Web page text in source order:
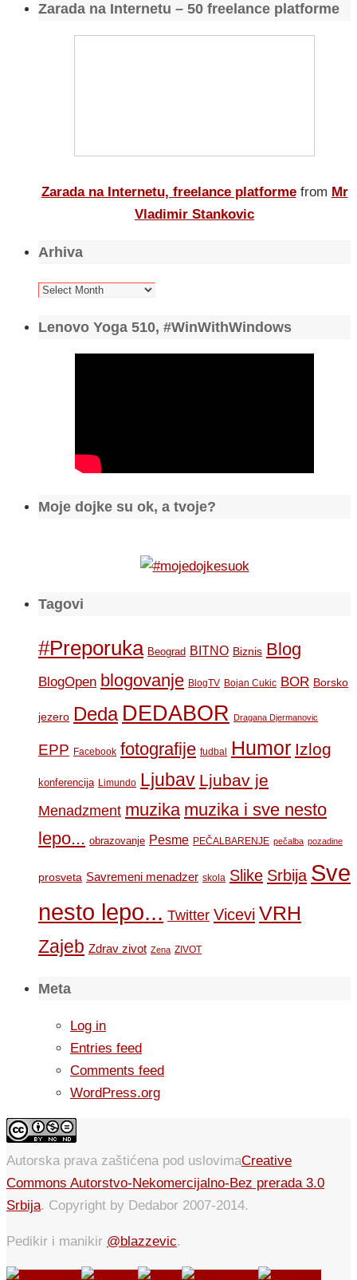
Zarada na Internetu – 50 freelance platforme
Zarada na Internetu, freelance platforme from Mr
Vladimir Stankovic
Arhiva
Arhiva
Lenovo Yoga 510, #WinWithWindows
Moje dojke su ok, a tvoje?
Tagovi
#Preporuka Beograd BITNO Biznis Blog
BlogOpen blogovanje BlogTV Bojan Cukic BOR Borsko
jezero Deda DEDABOR Dragana Djermanovic
EPP Facebook fotografije fudbal Humor Izlog
konferencija Limundo Ljubav Ljubav je
Menadzment muzika muzika i sve nesto
lepo... obrazovanje Pesme PEČALBARENJE pečalba pozadine
prosveta Savremeni menadzer skola Slike Srbija Sve
nesto lepo... Twitter Vicevi VRH
Zajeb Zdrav zivot Zena ZIVOT
Meta
Log in
Entries feed
Comments feed
WordPress.org
Autorska prava zaštićena pod uslovimaCreative
Commons Autorstvo-Nekomercijalno-Bez prerada 3.0
Srbija. Copyright by Dedabor 2007-2014.
Pedikir i manikir @blazzevic.